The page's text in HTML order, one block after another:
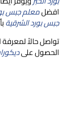
افضلمعلم جبس
جبس بورد الشرقية
تواصل حالاً
الحصول على